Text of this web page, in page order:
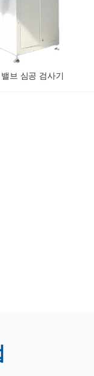
밸브 심공 검사기